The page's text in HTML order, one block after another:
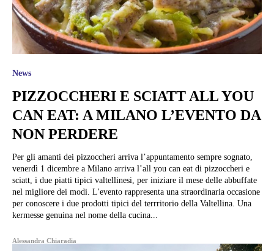
News
PIZZOCCHERI E SCIATT ALL YOU
CAN EAT: A MILANO L’EVENTO DA
NON PERDERE
Per gli amanti dei pizzoccheri arriva l’appuntamento sempre sognato,
venerdì 1 dicembre a Milano arriva l’all you can eat di pizzoccheri e
sciatt, i due piatti tipici valtellinesi, per iniziare il mese delle abbuffate
nel migliore dei modi. L'evento rappresenta una straordinaria occasione
per conoscere i due prodotti tipici del terrritorio della Valtellina. Una
kermesse genuina nel nome della cucina...
Alessandra Chiaradia